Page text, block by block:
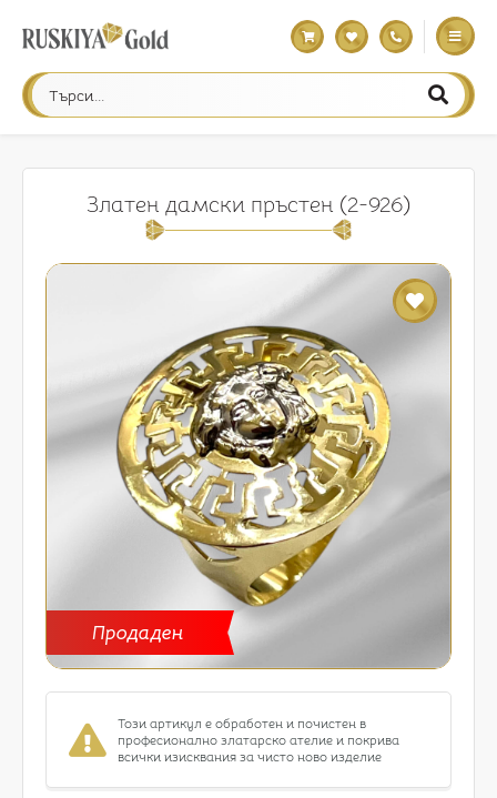
Златен дамски пръстен (2-926)
Продаден
Този артикул е обработен и почистен в
професионално златарско ателие и покрива
всички изисквания за чисто ново изделие